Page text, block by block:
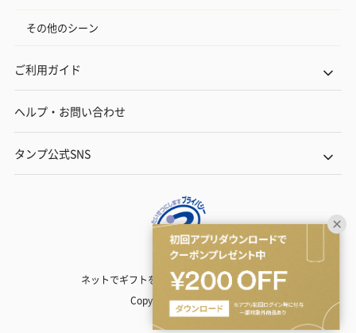
その他のシーン
ご利用ガイド
ヘルプ・お問い合わせ
タンプ公式SNS
ネットでギフトを贈るなら | TANP（タンプ）
Copyright© TANP Inc.